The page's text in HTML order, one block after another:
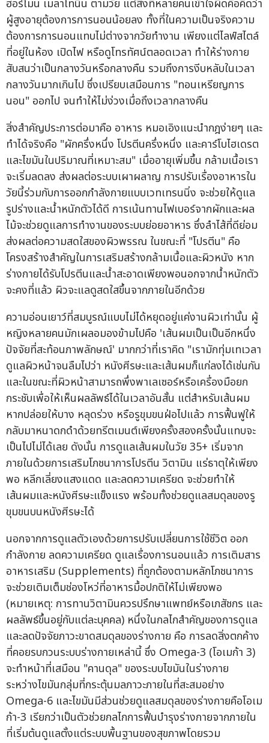
ฮอร์โมน เมลาโทนิน ตามวัย แต่สิ่งที่หลายคนเข้าใจผิดคือคิดว่า
ผู้สูงอายุต้องการการนอนน้อยลง ทั้งที่ในความเป็นจริงความ
ต้องการการนอนแทบไม่ต่างจากวัยทำงาน เพียงแต่ไลฟ์สไตล์
ที่อยู่ในห้อง เปิดไฟ หรือดูโทรทัศน์ตลอดเวลา ทำให้ร่างกาย
สับสนว่าเป็นกลางวันหรือกลางคืน รวมถึงการงีบหลับในเวลา
กลางวันมากเกินไป ซึ่งเปรียบเสมือนการ "ทอนเหรียญการ
นอน" ออกไป จนทำให้ไม่ง่วงเมื่อถึงเวลากลางคืน
สิ่งสำคัญประการต่อมาคือ อาหาร หมอเอิงแนะนำกฎง่ายๆ และ
ทำได้จริงคือ "ผักครึ่งหนึ่ง โปรตีนครึ่งหนึ่ง และคาร์โบไฮเดรต
และไขมันในปริมาณที่เหมาะสม" เมื่ออายุเพิ่มขึ้น กล้ามเนื้อเรา
จะเริ่มลดลง ส่งผลต่อระบบเผาผลาญ การปรับเรื่องอาหารใน
วัยนี้ร่วมกับการออกกำลังกายแบบเวทเทรนนิ่ง จะช่วยให้ดูแล
รูปร่างและน้ำหนักตัวได้ดี การเน้นทานไฟเบอร์จากผักและผล
ไม้จะช่วยดูแลการทำงานของระบบย่อยอาหาร ซึ่งลำไส้ที่ดีย่อม
ส่งผลต่อความสดใสของผิวพรรณ ในขณะที่ "โปรตีน" คือ
โครงสร้างสำคัญในการเสริมสร้างกล้ามเนื้อและผิวหนัง หาก
ร่างกายได้รับโปรตีนและน้ำสะอาดเพียงพอนอกจากน้ำหนักตัว
จะคงที่แล้ว ผิวจะแลดูสดใสขึ้นจากภายในอีกด้วย
ความอ่อนเยาว์ที่สมบูรณ์แบบไม่ได้หยุดอยู่แค่งานผิวเท่านั้น ผู้
หญิงหลายคนมักเผลอมองข้ามไปคือ 'เส้นผมเป็นเป็นอีกหนึ่ง
ปัจจัยที่สะท้อนภาพลักษณ์' มากกว่าที่เราคิด "เรามักทุ่มเทเวลา
ดูแลผิวหน้าจนลืมไปว่า หนังศีรษะและเส้นผมก็แก่ลงได้เช่นกัน
และในขณะที่ผิวหน้าสามารถพึ่งพาเลเซอร์หรือเครื่องมือยก
กระชับเพื่อให้เห็นผลลัพธ์ได้ในเวลาอันสั้น แต่สำหรับเส้นผม
หากปล่อยให้บาง หลุดร่วง หรือรูขุมขนฝ่อไปแล้ว การฟื้นฟูให้
กลับมาหนาดกดำด้วยทรีตเมนต์เพียงครั้งสองครั้งนั้นแทบจะ
เป็นไปไม่ได้เลย ดังนั้น การดูแลเส้นผมในวัย 35+ เริ่มจาก
ภายในด้วยการเสริมโภชนาการโปรตีน วิตามิน แร่ธาตุให้เพียง
พอ หลีกเลี่ยงแสงแดด และลดความเครียด จะช่วยทำให้
เส้นผมและหนังศีรษะแข็งแรง พร้อมทั้งช่วยดูแลสมดุลของรู
ขุมขนบนหนังศีรษะได้
นอกจากการดูแลตัวเองด้วยการปรับเปลี่ยนการใช้ชีวิต ออก
กำลังกาย ลดความเครียด ดูแลเรื่องการนอนแล้ว การเติมสาร
อาหารเสริม (Supplements) ที่ถูกต้องตามหลักโภชนาการ
จะช่วยเติมเต็มช่องโหว่ที่อาหารมื้อปกติให้ไม่เพียงพอ
(หมายเหตุ: การทานวิตามินควรปรึกษาแพทย์หรือเภสัชกร และ
ผลลัพธ์ขึ้นอยู่กับแต่ละบุคคล) หนึ่งในกลไกสำคัญของการดูแล
และลดปัจจัยภาวะขาดสมดุลของร่างกาย คือ การลดสิ่งตกค้าง
ที่คอยรบกวนระบบร่างกายเหล่านี้ ซึ่ง Omega-3 (โอเมก้า 3)
จะทำหน้าที่เสมือน "คานดุล" ของระบบไขมันในร่างกาย
ระหว่างไขมันกลุ่มที่กระตุ้นมลภาวะภายในที่สะสมอย่าง
Omega-6 และไขมันมีส่วนช่วยดูแลสมดุลของร่างกายคือโอเม
ก้า-3 เรียกว่าเป็นตัวช่วยกลไกการฟื้นบำรุงร่างกายจากภายใน
ที่เริ่มต้นดูแลตั้งแต่ระบบพื้นฐานของสุขภาพโดยรวม